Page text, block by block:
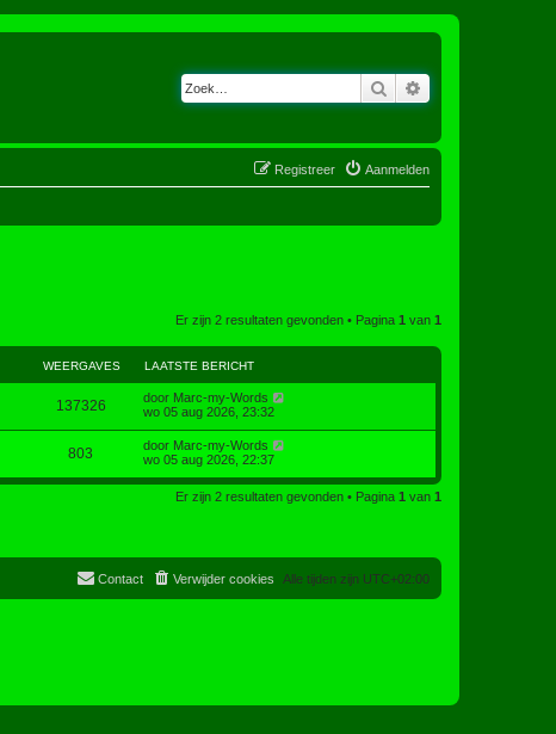
Zoek
Aanmelden
Registreer
Er zijn 2 resultaten gevonden • Pagina 1 van 1
WEERGAVES LAATSTE BERICHT
137326 door Marc-my-Words
wo 05 aug 2026, 23:32
803 door Marc-my-Words
wo 05 aug 2026, 22:37
Er zijn 2 resultaten gevonden • Pagina 1 van 1
Alle tijden zijn UTC+02:00
Verwijder cookies
Contact